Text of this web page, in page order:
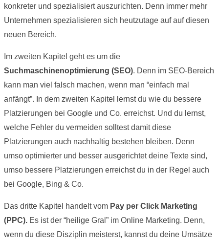
konkreter und spezialisiert auszurichten. Denn immer mehr
Unternehmen spezialisieren sich heutzutage auf auf diesen
neuen Bereich.
Im zweiten Kapitel geht es um die
Suchmaschinenoptimierung (SEO). Denn im SEO-Bereich
kann man viel falsch machen, wenn man “einfach mal
anfängt”. In dem zweiten Kapitel lernst du wie du bessere
Platzierungen bei Google und Co. erreichst. Und du lernst,
welche Fehler du vermeiden solltest damit diese
Platzierungen auch nachhaltig bestehen bleiben. Denn
umso optimierter und besser ausgerichtet deine Texte sind,
umso bessere Platzierungen erreichst du in der Regel auch
bei Google, Bing & Co.
Das dritte Kapitel handelt vom Pay per Click Marketing
(PPC). Es ist der “heilige Gral” im Online Marketing. Denn,
wenn du diese Disziplin meisterst, kannst du deine Umsätze